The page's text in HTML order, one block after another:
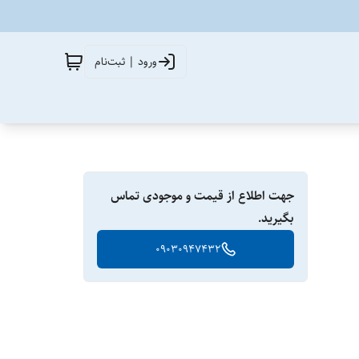
ورود | ثبت‌نام
جهت اطلاع از قیمت و موجودی تماس
بگیرید.
09030947432